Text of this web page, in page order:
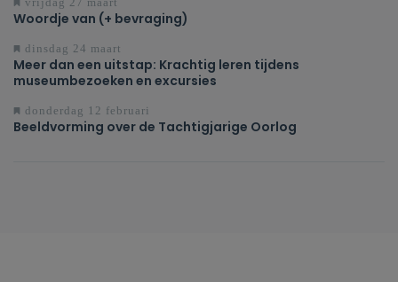
Woordje van (+ bevraging)
dinsdag 24 maart
Meer dan een uitstap: Krachtig leren tijdens
museumbezoeken en excursies
donderdag 12 februari
Beeldvorming over de Tachtigjarige Oorlog